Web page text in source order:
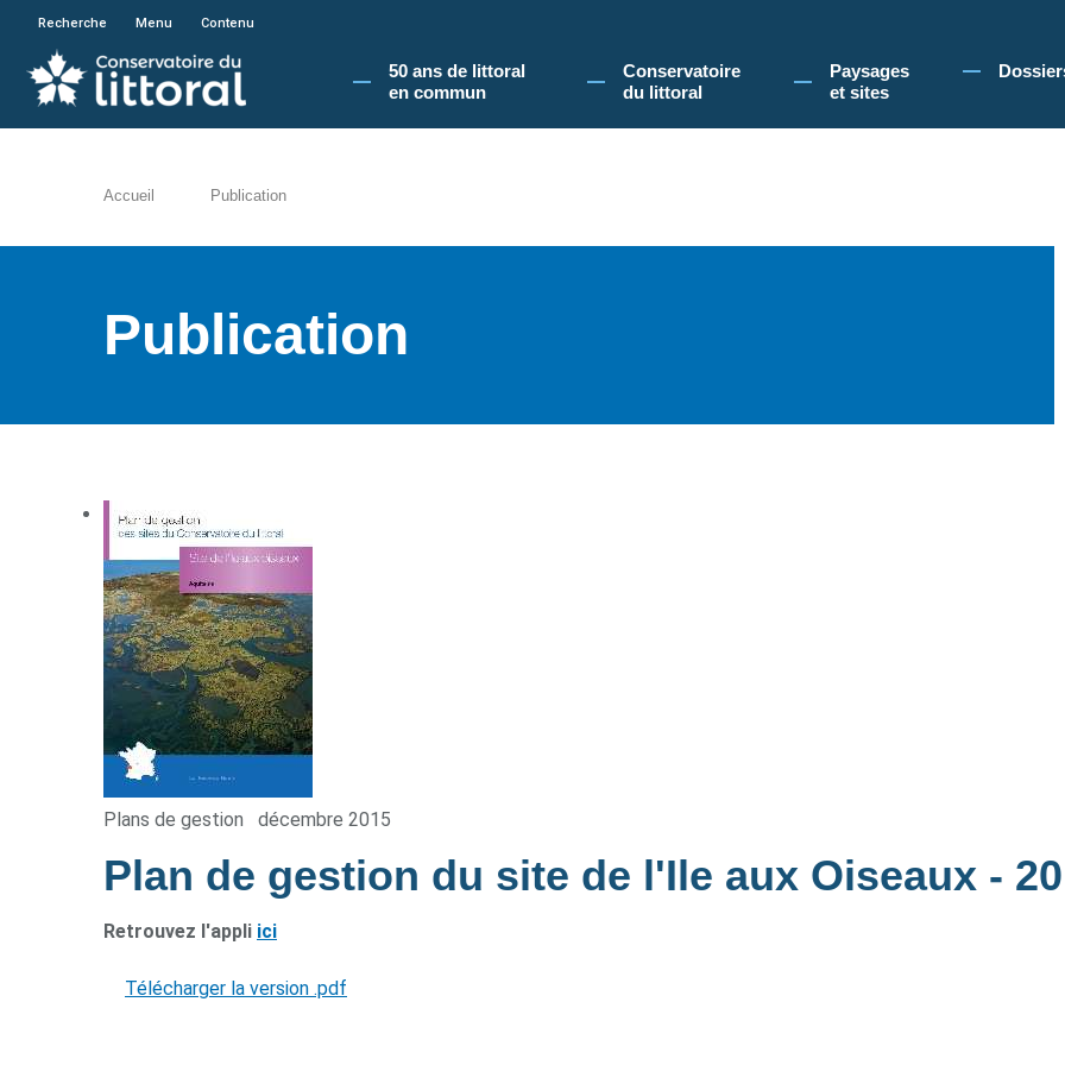
En poursuivant votre navigation sur le site du Conservatoire du littoral, vous acceptez l'utilisation de cookies pour vous
Recherche Menu Contenu
50 ans de littoral
en commun​
Conservatoire
du littoral
Paysages
et sites
Accueil Publication
Publication
Plans de gestion décembre 2015
Plan de gestion du site de l'Ile aux Oiseaux -
Retrouvez l'appli ici
Télécharger la version .pdf